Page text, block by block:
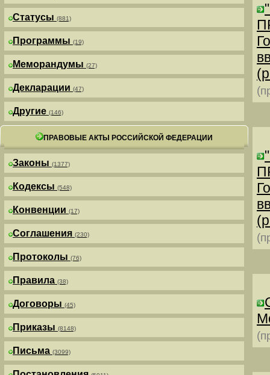
Статусы (881)
Программы (19)
Меморандумы (27)
Декларации (47)
Другие (146)
ПРАВОВЫЕ АКТЫ РОССИЙСКОЙ ФЕДЕРАЦИИ
Законы (1377)
Кодексы (548)
Конвенции (17)
Соглашения (230)
Протоколы (76)
Правила (38)
Договоры (45)
Приказы (8148)
Письма (3099)